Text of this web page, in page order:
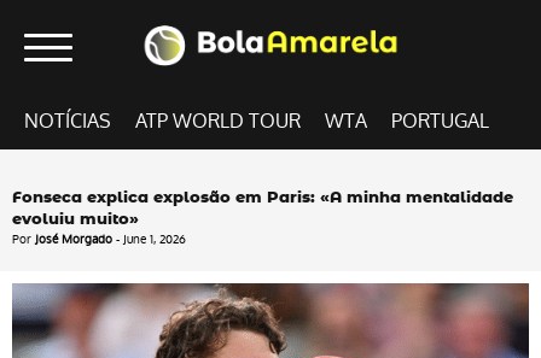
NOTÍCIAS ATP WORLD TOUR WTA PORTUGAL
Fonseca explica explosão em Paris: «A minha mentalidade
evoluiu muito»
Por José Morgado - June 1, 2026